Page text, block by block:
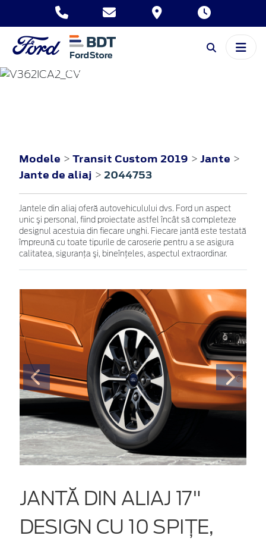
TRANSIT CUSTOM
Modele > Transit Custom 2019 > Jante >
Jante de aliaj > 2044753
Jantele din aliaj oferă autovehiculului dvs. Ford un aspect
unic şi personal, fiind proiectate astfel încât să completeze
designul acestuia din fiecare unghi. Fiecare jantă este testată
împreună cu toate tipurile de caroserie pentru a se asigura
calitatea, siguranţa şi, bineînţeles, aspectul extraordinar.
JANTĂ DIN ALIAJ 17"
DESIGN CU 10 SPIȚE,